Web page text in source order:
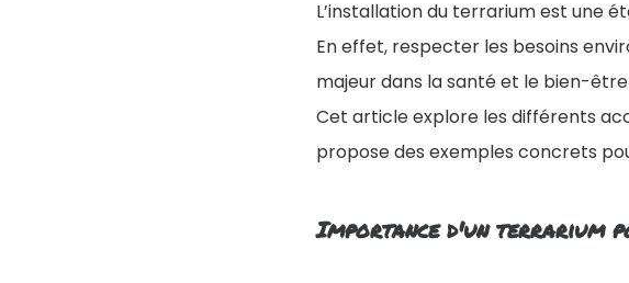
L’installation du terrarium est une
En effet, respecter les besoins
majeur dans la santé et le bien-
Cet article explore les différents
propose des exemples concrets
Importance d'un terrarium